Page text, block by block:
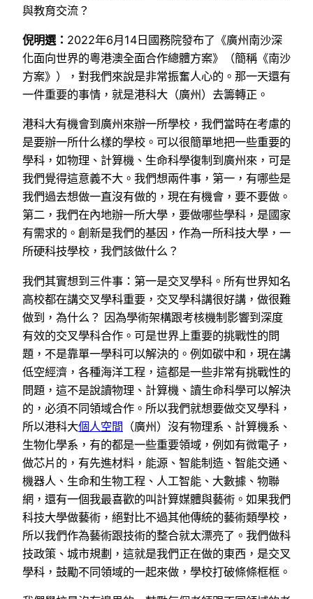
與教育交流？
倪明選： 2022年6月14日國務院發布了《廣州南沙深
化面向世界的粵港澳全面合作總體方案》（簡稱《南沙
方案》），對我們來說是非常振奮人心的。那一天還有
一件重要的事情，就是港科大（廣州）去籌轉正。
港科大有機會到廣州來辦一所學校，我們當時在考慮的
是要辦一所什么樣的學校。可以很簡單地把一些重要的
學科，如物理、計算機、生命科學復制到廣州來，可是
我們覺得這意義不大。我們想兩件事，第一，有哪些是
我們過去想做一直沒有做的，現在有機會，要不要做。
第二，我們在內地辦一所大學，要做哪些學科，是國家
有需求的。創新是我們的基因，作為一所科技大學，一
所硬科技學校，我們該做什么？
我們其實想到三件事：第一是交叉學科。所有世界知名
高校都在講交叉學科重要，交叉學科講很好講，做很難
做到，為什么？ 因為學術架構跟考核機制影響到深度
有效的交叉學科合作。可是世界上重要的挑戰性的問
題，不是靠單一學科可以解決的。例如碳中和，現在講
低空經濟，各種海洋工程，這都是一些非常有挑戰性的
問題，這不是說讀物理、計算機、讀生命科學可以解決
的，必須不同領域合作。所以我們就想要做交叉學科，
所以港科大個人空間 （廣州）沒有物理系、計算機系、
生物化學系，有的都是一些重要領域，例如有微電子，
做芯片的，有先進材料，能源、智能制造、智能交通、
機器人、生命和生物工程、人工智能、大數據、物聯
網，還有一個我最喜歡的叫計算媒體與藝術。如果我們
科技大學做藝術，絕對比不過其他傳統的藝術類學校，
所以我們作為藝術跟技術的整合就太漂亮了。我們做科
技政策、城市規劃，這就是我們正在做的東西，是交叉
學科，鼓勵不同領域的一起來做，學校打破條條框框。